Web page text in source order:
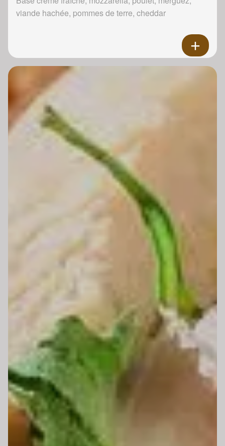
viande hachée, pommes de terre, cheddar